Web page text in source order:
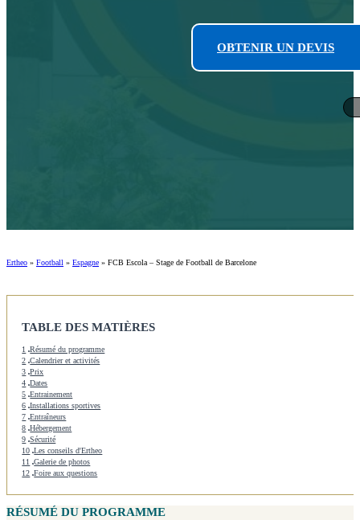
OBTENIR UN DEVIS
Ertheo » Football » Espagne » FCB Escola – Stage de Football de Barcelone
TABLE DES MATIÈRES
1 Résumé du programme
2 Calendrier et activités
3 Prix
4 Dates
5 Entrainement
6 Installations sportives
7 Entraîneurs
8 Hébergement
9 Sécurité
10 Les conseils d'Ertheo
11 Galerie de photos
12 Foire aux questions
RÉSUMÉ DU PROGRAMME